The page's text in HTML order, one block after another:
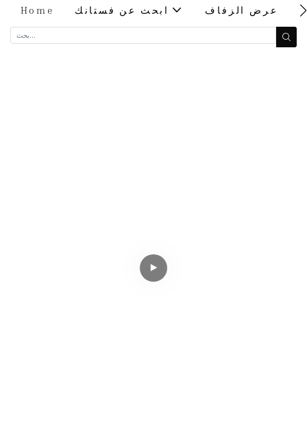
Home ابحث عن فستانك عرض الزفاف